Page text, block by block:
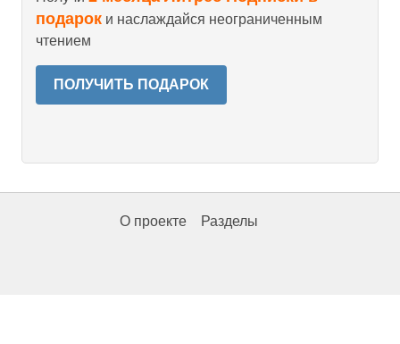
подарок и наслаждайся неограниченным
чтением
ПОЛУЧИТЬ ПОДАРОК
О проекте Разделы